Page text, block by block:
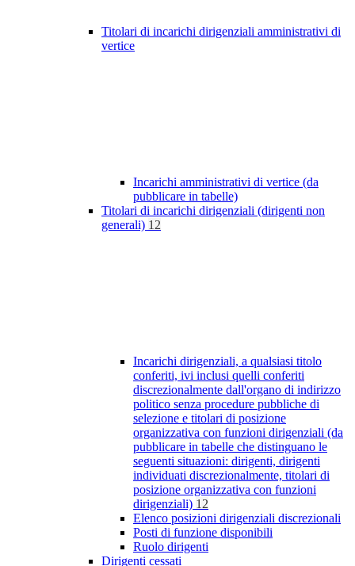
Titolari di incarichi dirigenziali amministrativi di
vertice
Incarichi amministrativi di vertice (da
pubblicare in tabelle)
Titolari di incarichi dirigenziali (dirigenti non
generali) 12
Incarichi dirigenziali, a qualsiasi titolo
conferiti, ivi inclusi quelli conferiti
discrezionalmente dall'organo di indirizzo
politico senza procedure pubbliche di
selezione e titolari di posizione
organizzativa con funzioni dirigenziali (da
pubblicare in tabelle che distinguano le
seguenti situazioni: dirigenti, dirigenti
individuati discrezionalmente, titolari di
posizione organizzativa con funzioni
dirigenziali) 12
Elenco posizioni dirigenziali discrezionali
Posti di funzione disponibili
Ruolo dirigenti
Dirigenti cessati